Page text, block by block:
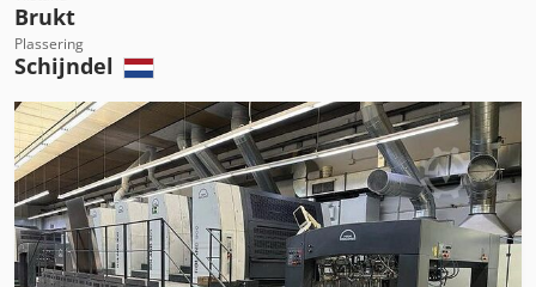
Brukt
Plassering
Schijndel